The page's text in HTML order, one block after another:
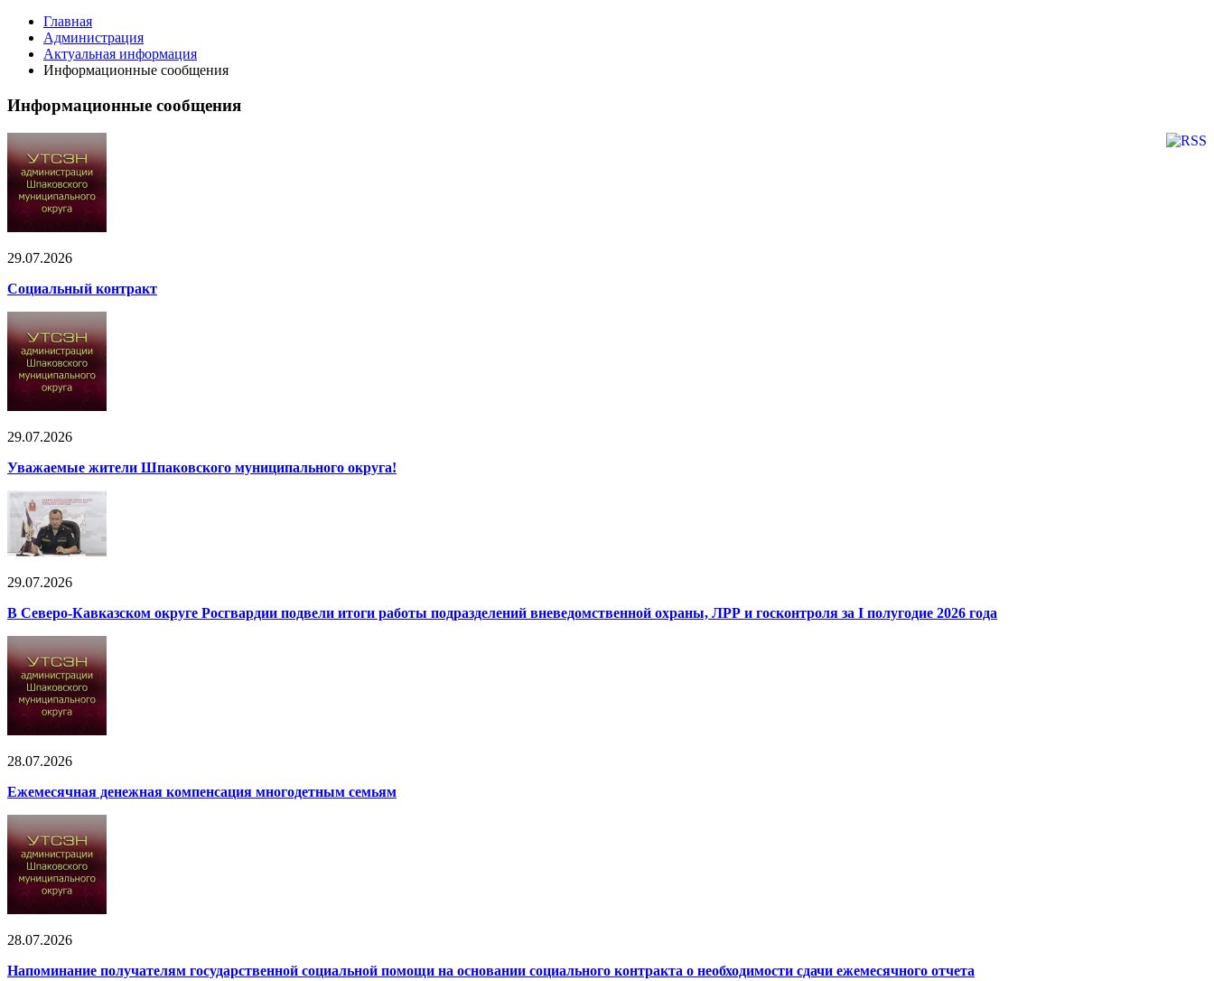
Главная
Администрация
Актуальная информация
Информационные сообщения
Информационные сообщения
29.07.2026
Социальный контракт
29.07.2026
Уважаемые жители Шпаковского муниципального округа!
29.07.2026
В Северо-Кавказском округе Росгвардии подвели итоги работы подразделений вневедомственной охраны, ЛРР и госконтроля за I полугодие 2026 года
28.07.2026
Ежемесячная денежная компенсация многодетным семьям
28.07.2026
Напоминание получателям государственной социальной помощи на основании социального контракта о необходимости сдачи ежемесячного отчета